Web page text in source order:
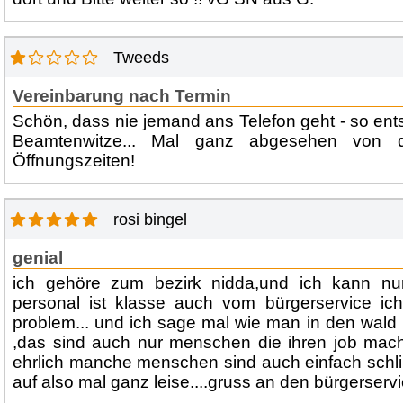
Tweeds
Vereinbarung nach Termin
Schön, dass nie jemand ans Telefon geht - so
Beamtenwitze... Mal ganz abgesehen von
Öffnungszeiten!
rosi bingel
genial
ich gehöre zum bezirk nidda,und ich kann
personal ist klasse auch vom bürgerservice
problem... und ich sage mal wie man in den
,das sind auch nur menschen die ihren job
ehrlich manche menschen sind auch einfach
auf also mal ganz leise....gruss an den